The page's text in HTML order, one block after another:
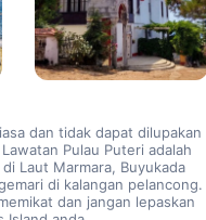
dan tidak dapat dilupakan
Pulau Puteri adalah
Laut Marmara, Buyukada
di kalangan pelancong.
dan jangan lepaskan